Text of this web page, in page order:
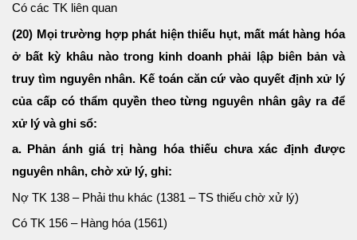
Có các TK liên quan
(20) Mọi trường hợp phát hiện thiếu hụt, mất mát hàng hóa
ở bất kỳ khâu nào trong kinh doanh phải lập biên bản và
truy tìm nguyên nhân. Kế toán căn cứ vào quyết định xử lý
của cấp có thẩm quyền theo từng nguyên nhân gây ra để
xử lý và ghi sổ:
a. Phản ánh giá trị hàng hóa thiếu chưa xác định được
nguyên nhân, chờ xử lý, ghi:
Nợ TK 138 – Phải thu khác (1381 – TS thiếu chờ xử lý)
Có TK 156 – Hàng hóa (1561)